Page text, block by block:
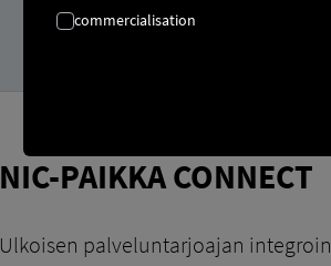
NIC-PAIKKA CONNECT
Ulkoisen palveluntarjoajan
commercialisation